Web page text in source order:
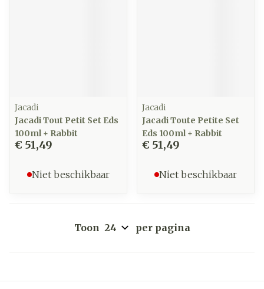
Jacadi
Jacadi Tout Petit Set Eds
100ml + Rabbit
€ 51,49
Niet beschikbaar
Jacadi
Jacadi Toute Petite Set
Eds 100ml + Rabbit
€ 51,49
Niet beschikbaar
Toon per pagina